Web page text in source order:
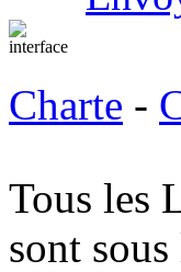
Charte -
Tous les
sont